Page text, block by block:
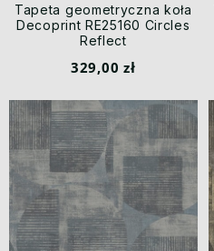
Tapeta geometryczna koła
Decoprint RE25160 Circles
Reflect
329,00 zł